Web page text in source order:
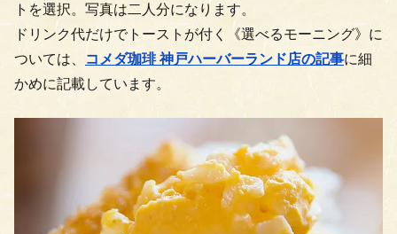
トを選択。写真は二人分になります。
ドリンク代だけでトーストが付く《選べるモーニング》に
ついては、
コメダ珈琲 神戸ハーバーランド店の記事に細
かめに記載しています。